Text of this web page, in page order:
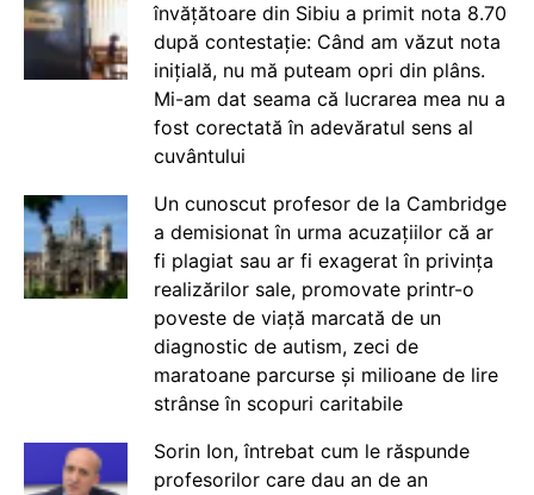
învățătoare din Sibiu a primit nota 8.70
după contestație: Când am văzut nota
inițială, nu mă puteam opri din plâns.
Mi-am dat seama că lucrarea mea nu a
fost corectată în adevăratul sens al
cuvântului
Un cunoscut profesor de la Cambridge
a demisionat în urma acuzațiilor că ar
fi plagiat sau ar fi exagerat în privința
realizărilor sale, promovate printr-o
poveste de viață marcată de un
diagnostic de autism, zeci de
maratoane parcurse și milioane de lire
strânse în scopuri caritabile
Sorin Ion, întrebat cum le răspunde
profesorilor care dau an de an